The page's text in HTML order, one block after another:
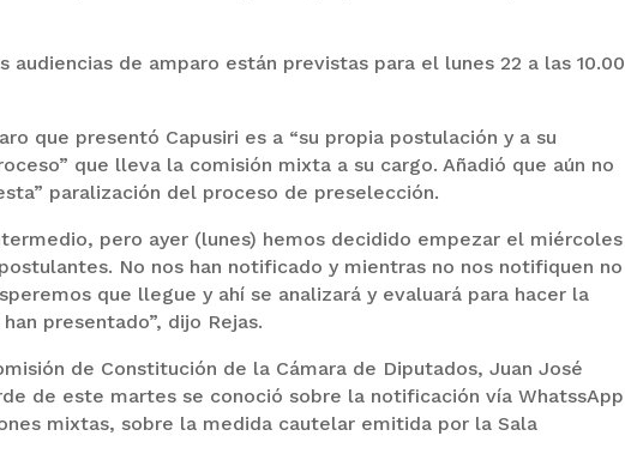
audiencias de amparo están previstas para el lunes 22 a las 10.00
que presentó Capusiri es a “su propia postulación y a su
que lleva la comisión mixta a su cargo. Añadió que aún no
paralización del proceso de preselección.
pero ayer (lunes) hemos decidido empezar el miércoles
No nos han notificado y mientras no nos notifiquen no
que llegue y ahí se analizará y evaluará para hacer la
presentado”, dijo Rejas.
de Constitución de la Cámara de Diputados, Juan José
de este martes se conoció sobre la notificación vía WhatssApp
mixtas, sobre la medida cautelar emitida por la Sala